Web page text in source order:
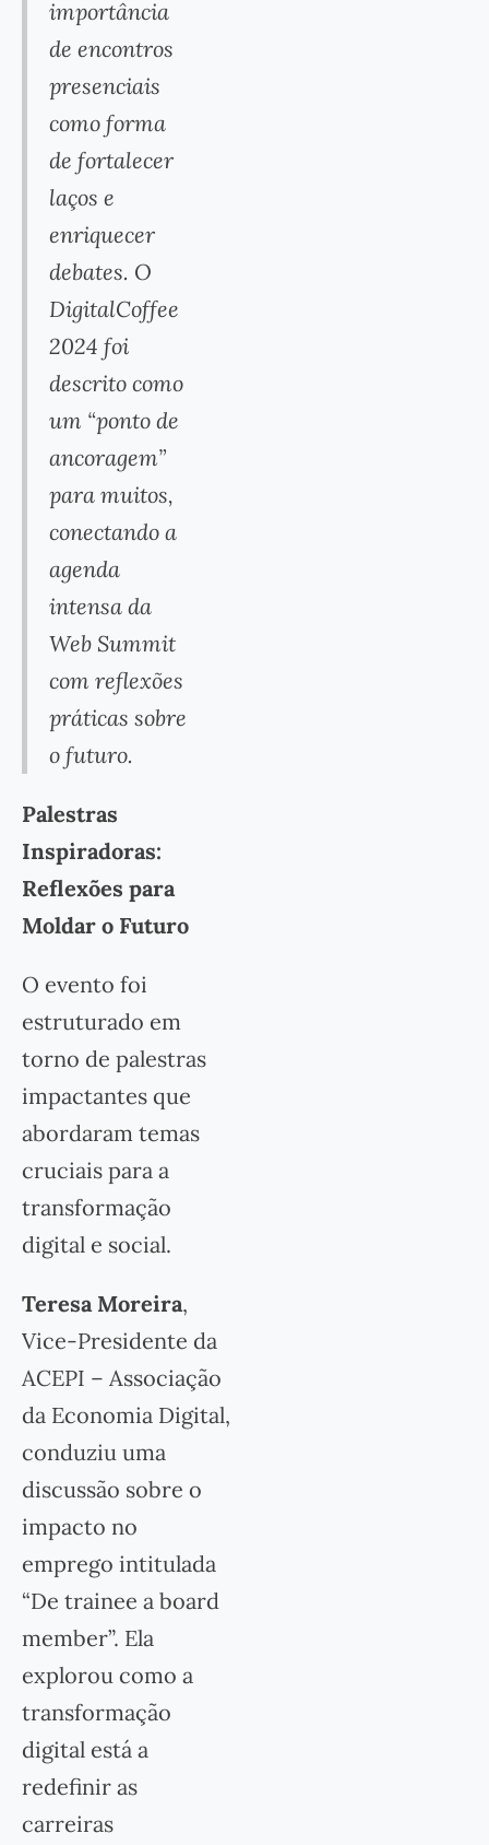
importância
de encontros
presenciais
como forma
de fortalecer
laços e
enriquecer
debates. O
DigitalCoffee
2024 foi
descrito como
um “ponto de
ancoragem”
para muitos,
conectando a
agenda
intensa da
Web Summit
com reflexões
práticas sobre
o futuro.
Palestras
Inspiradoras:
Reflexões para
Moldar o Futuro
O evento foi
estruturado em
torno de palestras
impactantes que
abordaram temas
cruciais para a
transformação
digital e social.
Teresa Moreira,
Vice-Presidente da
ACEPI – Associação
da Economia Digital,
conduziu uma
discussão sobre o
impacto no
emprego intitulada
“De trainee a board
member”. Ela
explorou como a
transformação
digital está a
redefinir as
carreiras